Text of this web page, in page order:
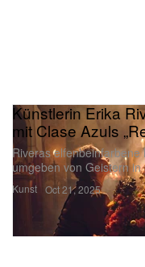
Kunst
Künstlerin Erika
mit Clase Azuls
Riveras
umgeben von Geistern
Oct 21, 2025